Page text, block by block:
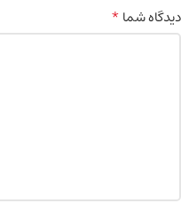
دیدگاه شما*